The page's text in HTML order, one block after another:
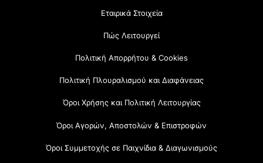
Εταιρικά Στοιχεία
Πώς Λειτουργεί
Πολιτική Απορρήτου & Cookies
Πολιτική Πλουραλισμού και Διαφάνειας
Όροι Χρήσης και Πολιτική Λειτουργίας
Όροι Αγορών, Αποστολών & Επιστροφών
Όροι Συμμετοχής σε Παιχνίδια & Διαγωνισμούς